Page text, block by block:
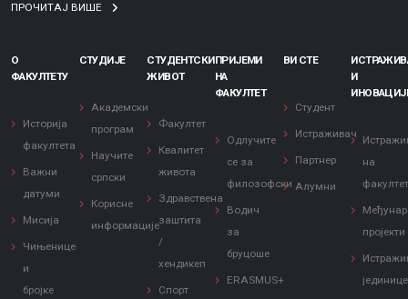
ПРОЧИТАЈ ВИШЕ
О
ФАКУЛТЕТУ
Историја
факултета
Важни
датуми
Мисија
Чињенице
и
бројке
СТУДИЈЕ
Академски
програм
Научите
српски
Корисне
информације
СТУДЕНТСКИ
ЖИВОТ
Факултет
Квалитет
живота
Здравствена
заштита
/
хендикеп
Спорт
ПРИЈЕМИ
НА
ФАКУЛТЕТ
Одлучите
се за
филозофски
Водич
за
бруцоше
ERASMUS+
ВИ СТЕ
Студент
Истраживач
Партнер
Алумни
И
на
пројекти
јединице